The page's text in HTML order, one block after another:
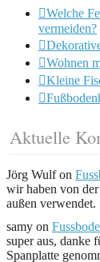
Welche
vermeiden?
Wohnen
Kleine
Aktuelle
Jörg Wulfon
wir haben von
außen
samy on
super aus, danke
Spanplatte